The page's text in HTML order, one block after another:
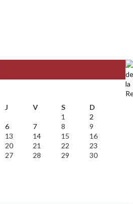
J V S
D
1
2
6 7 8
9
13 14 15
16
20 21 22
23
27 28 29
30